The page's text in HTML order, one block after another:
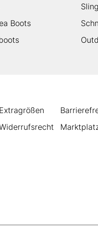
Boots
Extragrößen